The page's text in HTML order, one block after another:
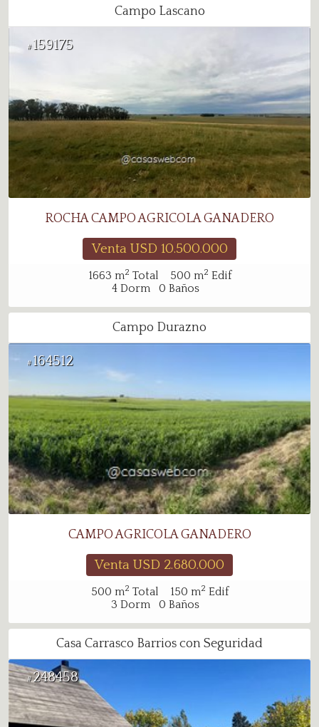
Campo Lascano
#159175
ROCHA CAMPO AGRICOLA GANADERO
Venta USD 10.500.000
1663 m2 Total 500 m2 Edif
4Dorm 0 Baños
Campo Durazno
#164512
CAMPO AGRICOLA GANADERO
Venta USD 2.680.000
500 m2 Total 150 m2 Edif
3 Dorm 0 Baños
Casa Carrasco Barrios con Seguridad
#248458